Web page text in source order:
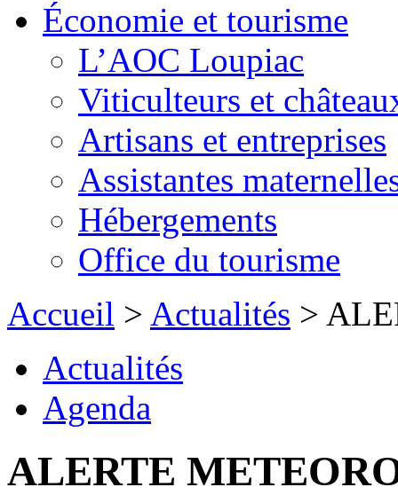
Économie et tourisme
L’AOC Loupiac
Viticulteurs et
Artisans et entreprises
Assistantes
Hébergements
Office du tourisme
Accueil > Actualités >
Actualités
Agenda
ALERTE